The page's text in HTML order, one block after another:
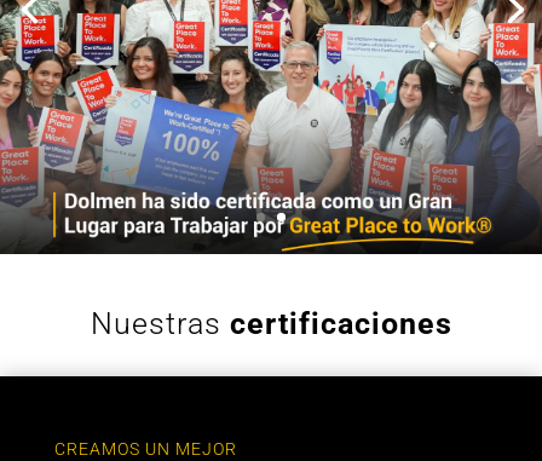
Nuestras certificaciones
CREAMOS UN MEJOR